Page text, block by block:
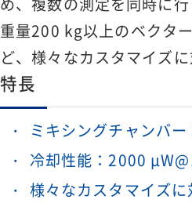
重量200 kg以上のベクタ
ど、様々なカスタマイズに
特長
ミキシングチャンバ
冷却性能：2000
様々なカスタマイズ